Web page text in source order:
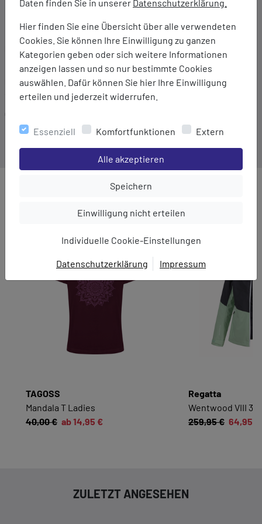
Daten finden Sie in unserer Datenschutzerklärung.
Hier finden Sie eine Übersicht über alle verwendeten
Cookies. Sie können Ihre Einwilligung zu ganzen
Kategorien geben oder sich weitere Informationen
anzeigen lassen und so nur bestimmte Cookies
auswählen. Dafür können Sie hier Ihre Einwilligung
erteilen und jederzeit widerrufen.
Essenziell Komfortfunktionen Extern
Einstellungen speichern für die Gruppe
Alle akzeptieren
Einstellungen speichern für die
Speichern
Einstellungen speichern für die Gruppe
Einwilligung nicht erteilen
Individuelle Cookie-Einstellungen
Datenschutzerklärung Impressum
EINWILLIGUNG ZUR
DATENVERARBEITUNG
Hier finden Sie eine Übersicht über alle verwendeten
Cookies. Sie können Ihre Zustimmung zu ganzen
Kategorien geben oder sich weitere Informationen
anzeigen lassen und so nur bestimmte Cookies
Alle akzeptieren
Funktionen und sind für die einwandfreie
Bindegürtel in der Taille
Zwei Seitentaschen
Material:
90% Baumwolle/10% Leinen
184 g
MEHR AUS DER KATEGORIE
TAGOSS
Mandala T Ladies
40,00 € ab 14,95 €
Regatta
Wentwood VIII
259,95 € 64,95 €
ZULETZT ANGESEHEN